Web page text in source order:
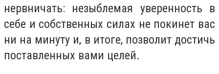
нервничать: незыблемая уверенность в
себе и собственных силах не покинет вас
ни на минуту и, в итоге, позволит достичь
поставленных вами целей.